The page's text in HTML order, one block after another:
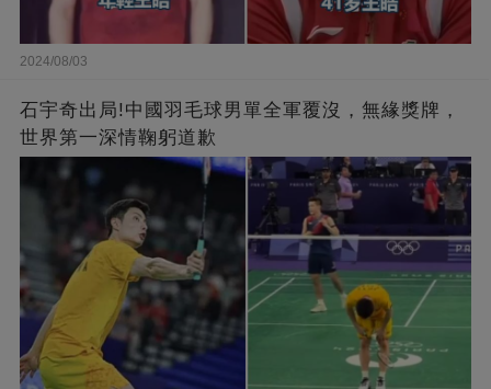
2024/08/03
石宇奇出局!中國羽毛球男單全軍覆沒，無緣獎牌，
世界第一深情鞠躬道歉